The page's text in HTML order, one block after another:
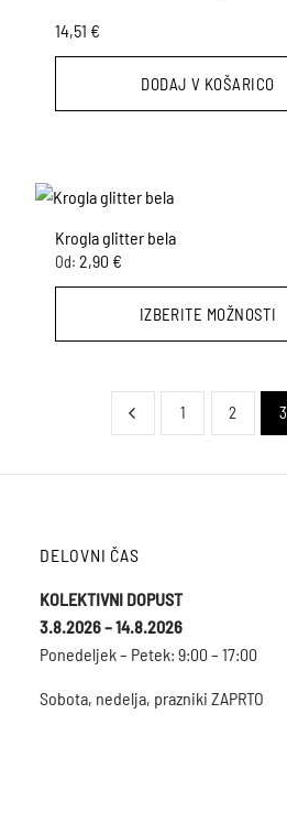
14,51 €
DODAJ V KOŠARICO
Krogla glitter bela
Od: 2,90 €
IZBERITE MOŽNOSTI
Možnosti
na
izdelka
1 2 3
DELOVNI ČAS
KOLEKTIVNI DOPUST
3.8.2026 – 14.8.2026
Ponedeljek – Petek: 9:00 – 17:00
Sobota, nedelja, prazniki ZAPRTO